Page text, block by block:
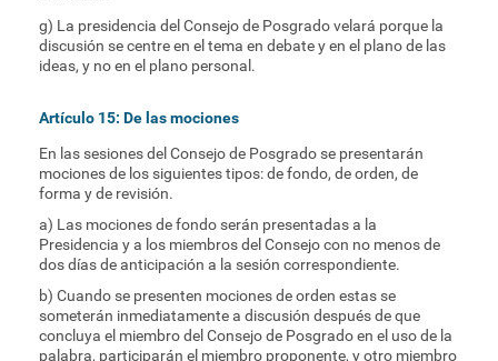
g) La presidencia del Consejo de Posgrado velará porque la
discusión se centre en el tema en debate y en el plano de las
ideas, y no en el plano personal.
Artículo 15: De las mociones
En las sesiones del Consejo de Posgrado se presentarán
mociones de los siguientes tipos: de fondo, de orden, de
forma y de revisión.
a) Las mociones de fondo serán presentadas a la
Presidencia y a los miembros del Consejo con no menos de
dos días de anticipación a la sesión correspondiente.
b) Cuando se presenten mociones de orden estas se
someterán inmediatamente a discusión después de que
concluya el miembro del Consejo de Posgrado en el uso de la
palabra, participarán el miembro proponente, y otro miembro